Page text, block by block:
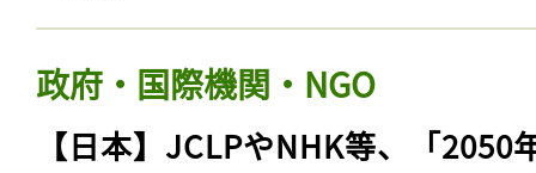
政府・国際機関・NGO
【日本】JCLPやNHK等、「2050